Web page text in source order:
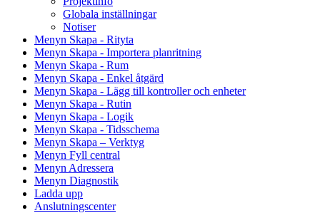
Globala inställningar
Notiser
Menyn Skapa - Rityta
Menyn Skapa - Importera planritning
Menyn Skapa - Rum
Menyn Skapa - Enkel åtgärd
Menyn Skapa - Lägg till kontroller och enheter
Menyn Skapa - Rutin
Menyn Skapa - Logik
Menyn Skapa - Tidsschema
Menyn Skapa – Verktyg
Menyn Fyll central
Menyn Adressera
Menyn Diagnostik
Ladda upp
Anslutningscenter